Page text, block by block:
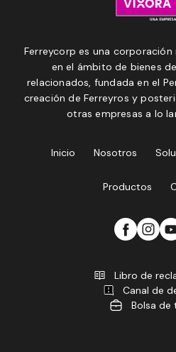
Ferreycorp es una
en el ámbito de bienes
relacionados, fundada en el
creación de Ferreyros y
otras empresas a lo
Inicio Nosotros
Productos
Libro de
Canal de
Bolsa de